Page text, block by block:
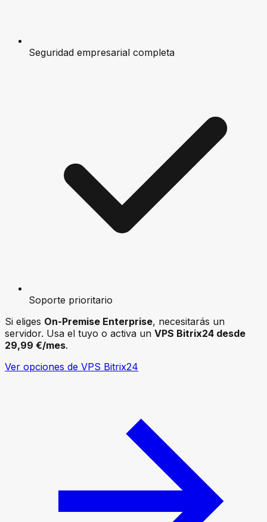
Seguridad empresarial completa
Soporte prioritario
Si eliges On-Premise Enterprise, necesitarás un
servidor. Usa el tuyo o activa un VPS Bitrix24 desde
29,99 €/mes.
Ver opciones de VPS Bitrix24